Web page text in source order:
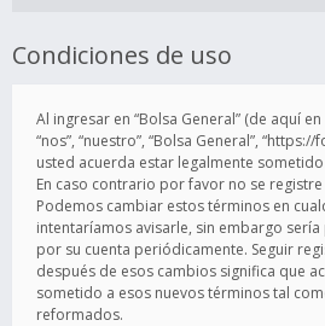
Condiciones de uso
Al ingresar en “Bolsa General” (de aquí
“nos”, “nuestro”, “Bolsa General”,
usted acuerda estar legalmente
En caso contrario por favor no se registre
Podemos cambiar estos términos en
intentaríamos avisarle, sin embargo
por su cuenta periódicamente. Seguir
después de esos cambios significa que
sometido a esos nuevos términos tal
reformados.